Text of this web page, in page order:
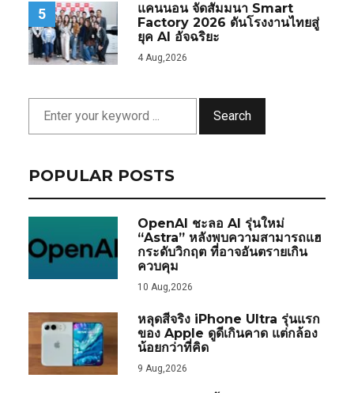
5
แคนนอน จัดสัมมนา Smart
Factory 2026 ดันโรงงานไทยสู่
ยุค AI อัจฉริยะ
4 Aug,2026
Search
POPULAR POSTS
OpenAI ชะลอ AI รุ่นใหม่
“Astra” หลังพบความสามารถแฮ
กระดับวิกฤต ที่อาจอันตรายเกิน
ควบคุม
10 Aug,2026
หลุดสีจริง iPhone Ultra รุ่นแรก
ของ Apple ดูดีเกินคาด แต่กล้อง
น้อยกว่าที่คิด
9 Aug,2026